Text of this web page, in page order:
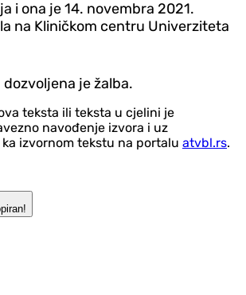
i ona je 14. novembra 2021.
na Kliničkom centru Univerziteta
je žalba.
teksta ili teksta u cjelini je
navođenje izvora i uz
izvornom tekstu na portalu atvbl.rs.